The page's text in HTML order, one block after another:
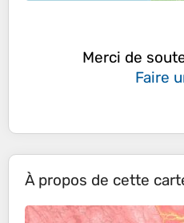
Merci de
Faire
À propos de cette